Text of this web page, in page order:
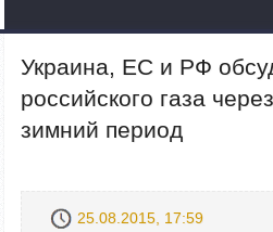
Украина, ЕС и РФ
российского газа
зимний период
25.08.2015, 17:59